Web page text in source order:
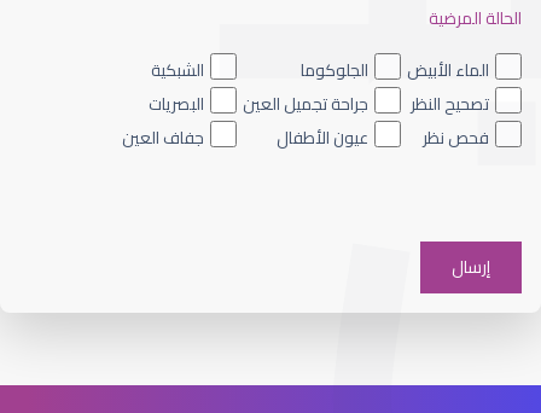
القرنية المخروطية والليزك
الحالة المرضية
الماء الأبيض
الجلوكوما
الشبكية
تصحيح النظر
جراحة تجميل العين
البصريات
فحص نظر
عيون الأطفال جفاف العين